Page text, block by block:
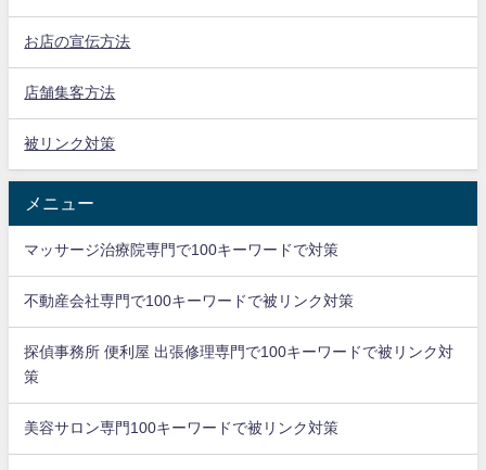
お店の宣伝方法
店舗集客方法
被リンク対策
メニュー
マッサージ治療院専門で100キーワードで対策
不動産会社専門で100キーワードで被リンク対策
探偵事務所 便利屋 出張修理専門で100キーワードで被リンク対
策
美容サロン専門100キーワードで被リンク対策